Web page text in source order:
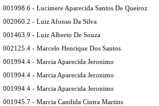
001998.6 - Lucimere Aparecida Santos De Queiroz
002060.2 - Luiz Afonso Da Silva
001463.9 - Luiz Alberto De Souza
002125.4 - Marcelo Henrique Dos Santos
001994.4 - Marcia Aparecida Jeronimo
001994.4 - Marcia Aparecida Jeronimo
001994.4 - Marcia Aparecida Jeronimo
001945.7 - Marcia Candida Cintra Martins